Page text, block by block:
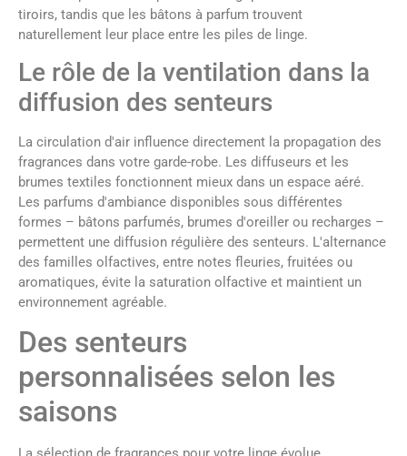
tiroirs, tandis que les bâtons à parfum trouvent
naturellement leur place entre les piles de linge.
Le rôle de la ventilation dans la
diffusion des senteurs
La circulation d'air influence directement la propagation des
fragrances dans votre garde-robe. Les diffuseurs et les
brumes textiles fonctionnent mieux dans un espace aéré.
Les parfums d'ambiance disponibles sous différentes
formes – bâtons parfumés, brumes d'oreiller ou recharges –
permettent une diffusion régulière des senteurs. L'alternance
des familles olfactives, entre notes fleuries, fruitées ou
aromatiques, évite la saturation olfactive et maintient un
environnement agréable.
Des senteurs
personnalisées selon les
saisons